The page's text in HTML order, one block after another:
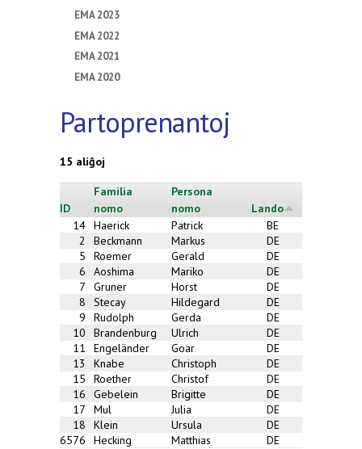
EMA 2023
EMA 2022
EMA 2021
EMA 2020
Partoprenantoj
15 aliĝoj
ID
Familia
nomo
Persona
nomo
Lando
14 Haerick Patrick
BE
2
Beckmann Markus
DE
5
Roemer Gerald
DE
6
Aoshima Mariko
DE
7
Gruner Horst
DE
8
Stecay Hildegard
DE
9
Rudolph Gerda
DE
10
Brandenburg Ulrich
DE
11
Engeländer Goar
DE
13
Knabe Christoph
DE
15
Roether Christof
DE
16
Gebelein Brigitte
DE
17
Mul Julia
DE
18
Klein Ursula
DE
6576
Hecking Matthias DE